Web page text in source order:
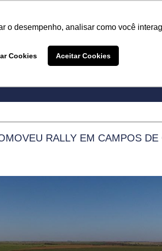
o desempenho, analisar como você
Cookies Aceitar Cookies
RALLY EM CAMPOS